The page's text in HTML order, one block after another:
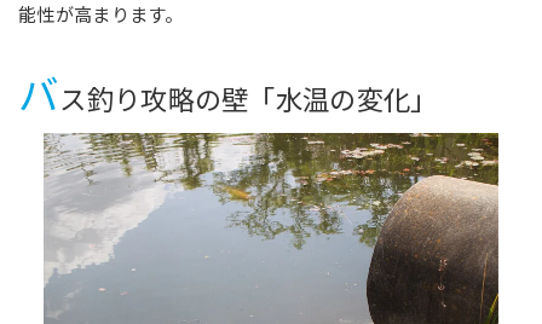
能性が高まります。
バス釣り攻略の壁「水温の変化」